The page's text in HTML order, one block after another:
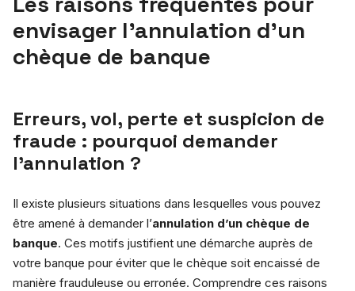
envisager l’annulation d’un
chèque de banque
Erreurs, vol, perte et suspicion de
fraude : pourquoi demander
l’annulation ?
Il existe plusieurs situations dans lesquelles vous pouvez
être amené à demander l’annulation d’un chèque de
banque. Ces motifs justifient une démarche auprès de
votre banque pour éviter que le chèque soit encaissé de
manière frauduleuse ou erronée. Comprendre ces raisons